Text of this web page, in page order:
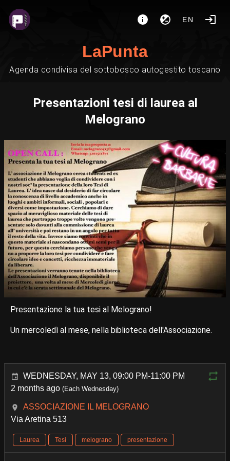
EN
LaPunta
Agenda condivisa del sottobosco autogestito toscano
Presentazioni tesi di laurea al
Melograno
Presentazione la tua tesi al Melograno!
Un mercoledì al mese, nella biblioteca dell'Associazione.
WEDNESDAY, MAY 13, 09:00 PM-11:00 PM
2 months ago (Each Wednesday)
ASSOCIAZIONE IL MELOGRANO
Via Aretina 513
Laurea Tesi melograno presentazione